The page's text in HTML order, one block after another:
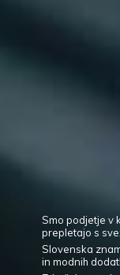
Smo podjetje v
prepletajo s
Slovenska
in modnih